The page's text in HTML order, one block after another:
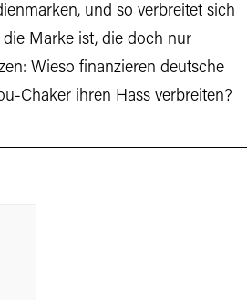
und so verbreitet sich
Marke ist, die doch nur
Wieso finanzieren deutsche
Chaker ihren Hass verbreiten?